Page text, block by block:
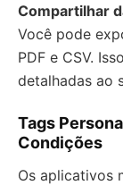
Compartilhar
Você pode
PDF e CSV.
detalhadas ao
Tags
Condições
Os aplicativos